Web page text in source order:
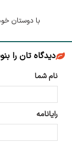
با دوستان
دیدگاه تان را
نام شما
رایانامه